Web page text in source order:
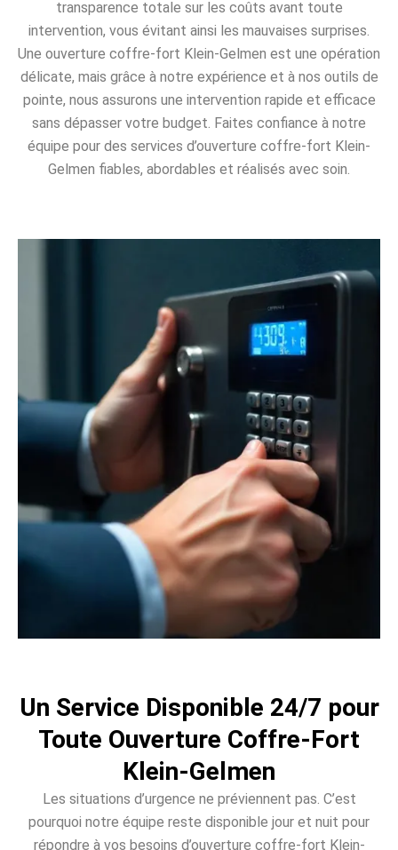
transparence totale sur les coûts avant toute
intervention, vous évitant ainsi les mauvaises surprises.
Une ouverture coffre-fort Klein-Gelmen est une opération
délicate, mais grâce à notre expérience et à nos outils de
pointe, nous assurons une intervention rapide et efficace
sans dépasser votre budget. Faites confiance à notre
équipe pour des services d’ouverture coffre-fort Klein-
Gelmen fiables, abordables et réalisés avec soin.
Un Service Disponible 24/7 pour
Toute Ouverture Coffre-Fort
Klein-Gelmen
Les situations d’urgence ne préviennent pas. C’est
pourquoi notre équipe reste disponible jour et nuit pour
répondre à vos besoins d’ouverture coffre-fort Klein-